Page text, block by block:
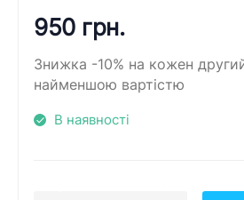
950 грн.
Знижка -10% на кожен
найменшою вартістю
В наявності